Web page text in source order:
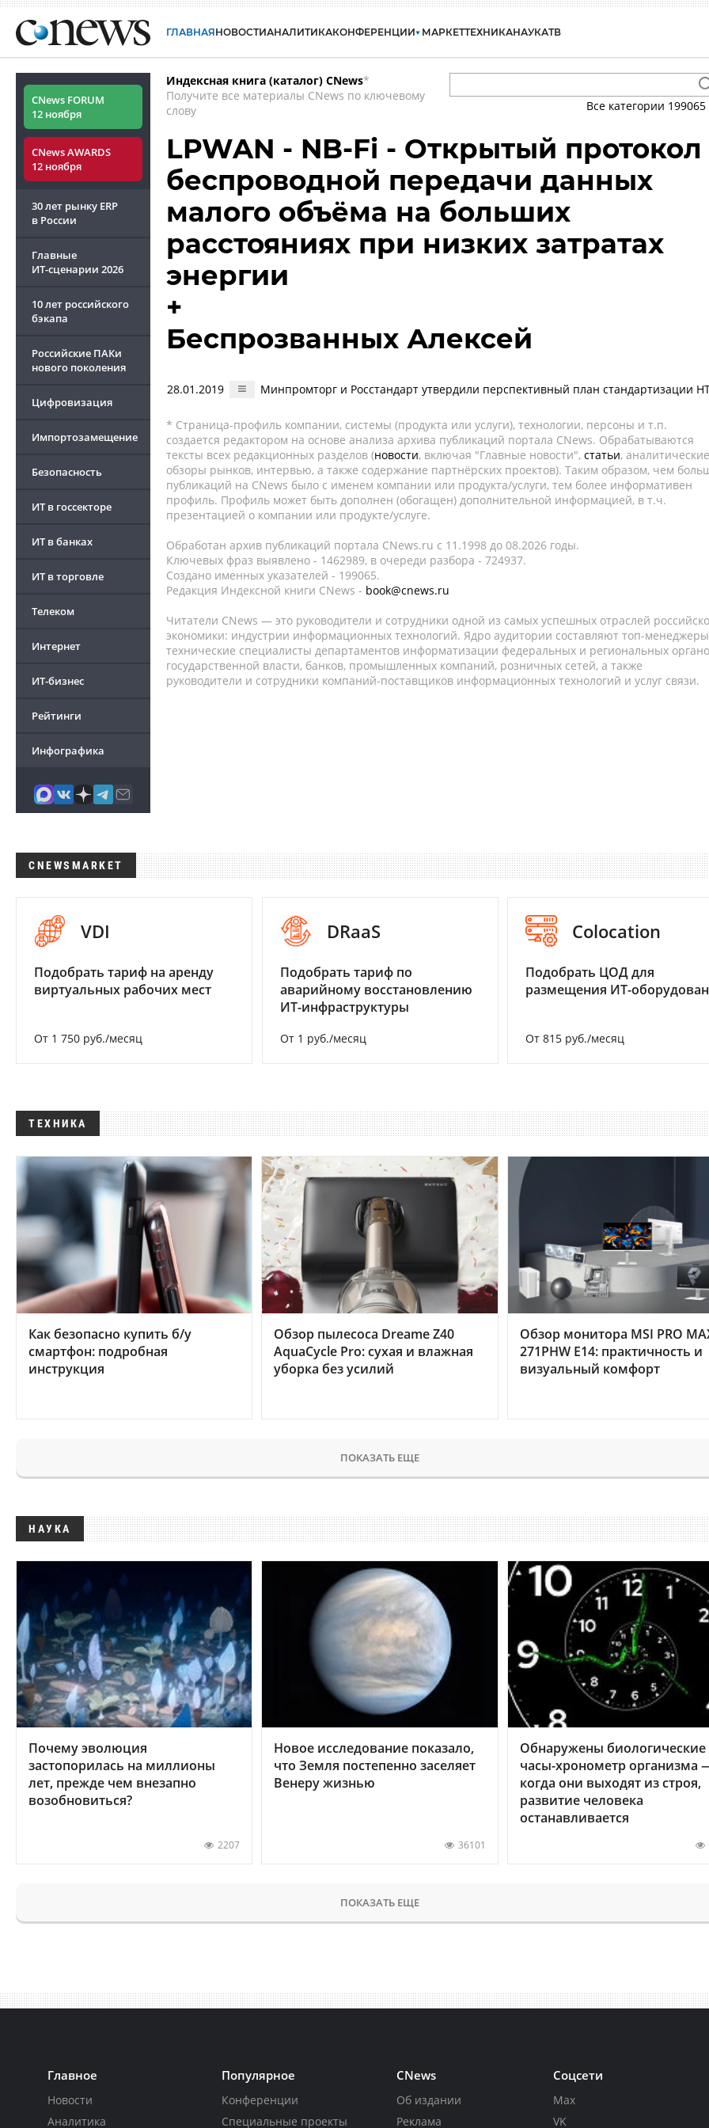
ГЛАВНАЯНОВОСТИАНАЛИТИКАКОНФЕРЕНЦИИ МАРКЕТТЕХНИКАНАУКАТВ
CNews FORUM
12 ноября
CNews AWARDS
12 ноября
30 лет рынку ERP
в России
Главные
ИТ-сценарии 2026
10 лет российского
бэкапа
Российские ПАКи
нового поколения
Цифровизация
Импортозамещение
Безопасность
ИТ в госсекторе
ИТ в банках
ИТ в торговле
Телеком
Интернет
ИТ-бизнес
Рейтинги
Инфографика
Индексная книга (каталог) CNews*
Получите все материалы CNews по ключевому
слову
Все категории 199065
LPWAN - NB-Fi - Открытый протокол
беспроводной передачи данных
малого объёма на больших
расстояниях при низких затратах
энергии
+
Беспрозванных Алексей
28.01.2019 Минпромторг и Росстандарт утвердили перспективный план стандартизации
* Страница-профиль компании, системы (продукта или услуги), технологии, персоны и т.п.
создается редактором на основе анализа архива публикаций портала CNews. Обрабатываются
тексты всех редакционных разделов (новости, включая "Главные новости", статьи, аналитические
обзоры рынков, интервью, а также содержание партнёрских проектов). Таким образом, чем
публикаций на CNews было с именем компании или продукта/услуги, тем более информативен
профиль. Профиль может быть дополнен (обогащен) дополнительной информацией, в т.ч.
презентацией о компании или продукте/услуге.
Обработан архив публикаций портала CNews.ru c 11.1998 до 08.2026 годы.
Ключевых фраз выявлено - 1462989, в очереди разбора - 724937.
Создано именных указателей - 199065.
Редакция Индексной книги CNews - book@cnews.ru
Читатели CNews — это руководители и сотрудники одной из самых успешных отраслей
экономики: индустрии информационных технологий. Ядро аудитории составляют топ-
технические специалисты департаментов информатизации федеральных и региональных
государственной власти, банков, промышленных компаний, розничных сетей, а также
руководители и сотрудники компаний-поставщиков информационных технологий и услуг связи.
CNEWSMARKET
VDI
Подобрать тариф на аренду
виртуальных рабочих мест
От 1 750 руб./месяц
DRaaS
Подобрать тариф по
аварийному восстановлению
ИТ-инфраструктуры
От 1 руб./месяц
Colocation
Подобрать ЦОД для
размещения ИТ-
От 815 руб./месяц
ТЕХНИКА
Как безопасно купить б/у
смартфон: подробная
инструкция
Обзор пылесоса Dreame Z40
AquaCycle Pro: сухая и влажная
уборка без усилий
Обзор монитора MSI PRO
271PHW E14: практичность и
визуальный комфорт
ПОКАЗАТЬ ЕЩЕ
НАУКА
Почему эволюция
застопорилась на миллионы
лет, прежде чем внезапно
возобновиться?
2207
Новое исследование показало,
что Земля постепенно заселяет
Венеру жизнью
36101
Обнаружены биологические
часы-хронометр организма
когда они выходят из строя,
развитие человека
останавливается
ПОКАЗАТЬ ЕЩЕ
Главное
Новости
Аналитика
Популярное
Конференции
Специальные проекты
CNews
Об издании
Реклама
Соцсети
Max
VK